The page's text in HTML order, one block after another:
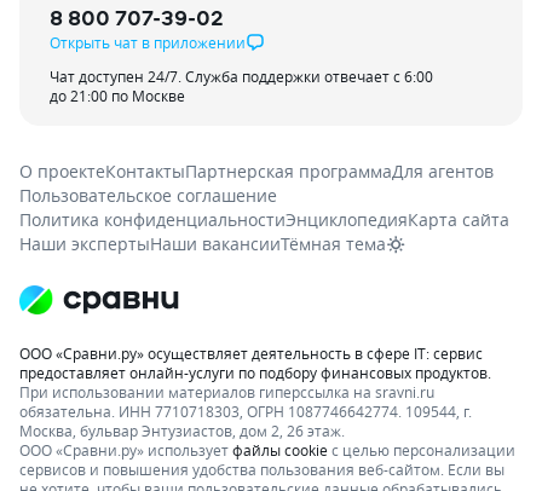
8 800 707-39-02
Открыть чат в приложении
Чат доступен 24/7. Служба поддержки отвечает с 6:00
до 21:00 по Москве
О проектеКонтактыПартнерская программаДля агентов
Пользовательское соглашение
Политика конфиденциальностиЭнциклопедияКарта сайта
Наши экспертыНаши вакансииТёмная тема
ООО «Сравни.ру» осуществляет деятельность в сфере IT: сервис
предоставляет онлайн-услуги по подбору финансовых продуктов.
При использовании материалов гиперссылка на sravni.ru
обязательна. ИНН 7710718303, ОГРН 1087746642774. 109544, г.
Москва, бульвар Энтузиастов, дом 2, 26 этаж.
ООО «Сравни.ру» используетфайлы cookieс целью персонализации
сервисов и повышения удобства пользования веб-сайтом. Если вы